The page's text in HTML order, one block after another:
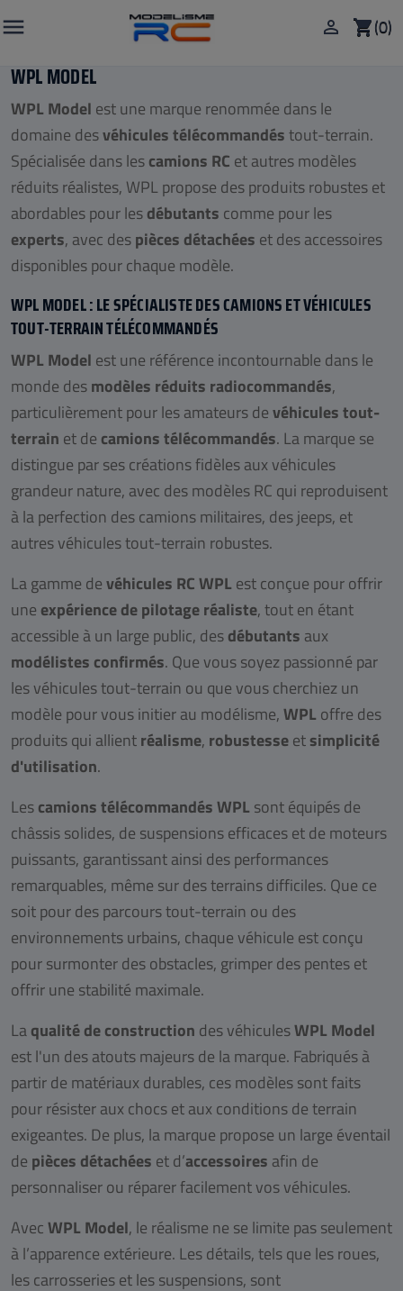
 shopping_cart(0)

WPL MODEL
WPL Model est une marque renommée dans le
domaine desvéhicules télécommandéstout-terrain.
Spécialisée dans lescamions RC et autres modèles
réduits réalistes, WPL propose des produits robustes et
abordables pour lesdébutants comme pour les
experts, avec despièces détachées et des accessoires
disponibles pour chaque modèle.
WPL MODEL : LE SPÉCIALISTE DES CAMIONS ET VÉHICULES
TOUT-TERRAIN TÉLÉCOMMANDÉS
WPL Model est une référence incontournable dans le
monde desmodèles réduits radiocommandés,
particulièrement pour les amateurs devéhicules tout-
terrain et de camions télécommandés. La marque se
distingue par ses créations fidèles aux véhicules
grandeur nature, avec des modèles RC qui reproduisent
à la perfection des camions militaires, des jeeps, et
autres véhicules tout-terrain robustes.
La gamme devéhicules RC WPL est conçue pour offrir
une expérience de pilotage réaliste, tout en étant
accessible à un large public, desdébutants aux
modélistes confirmés. Que vous soyez passionné par
les véhicules tout-terrain ou que vous cherchiez un
modèle pour vous initier au modélisme,WPL offre des
produits qui allientréalisme, robustesseetsimplicité
d'utilisation.
Lescamions télécommandés WPL sont équipés de
châssis solides, de suspensions efficaces et de moteurs
puissants, garantissant ainsi des performances
remarquables, même sur des terrains difficiles. Que ce
soit pour des parcours tout-terrain ou des
environnements urbains, chaque véhicule est conçu
pour surmonter des obstacles, grimper des pentes et
offrir une stabilité maximale.
Laqualité de construction des véhiculesWPL Model
est l'un des atouts majeurs de la marque. Fabriqués à
partir de matériaux durables, ces modèles sont faits
pour résister aux chocs et aux conditions de terrain
exigeantes. De plus, la marque propose un large éventail
de pièces détachées et d’accessoires afin de
personnaliser ou réparer facilement vos véhicules.
AvecWPL Model, le réalisme ne se limite pas seulement
à l’apparence extérieure. Les détails, tels que les roues,
les carrosseries et les suspensions, sont